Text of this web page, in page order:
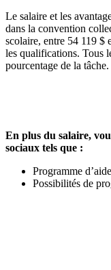
Le salaire et les
dans la convention
scolaire, entre 54 119 $
les qualifications. Tous
pourcentage de la tâche.
En plus du salaire,
sociaux tels que :
Programme
Possibilités de